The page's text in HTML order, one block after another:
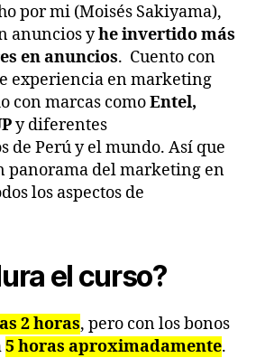
por mi (Moisés Sakiyama),
anuncios yhe invertido más
en anuncios. Cuento con
experiencia en marketing
con marcas comoEntel,
y diferentes
de Perú y el mundo. Así que
panorama del marketing en
los aspectos de
el curso?
2 horas, pero con los bonos
5 horas aproximadamente.